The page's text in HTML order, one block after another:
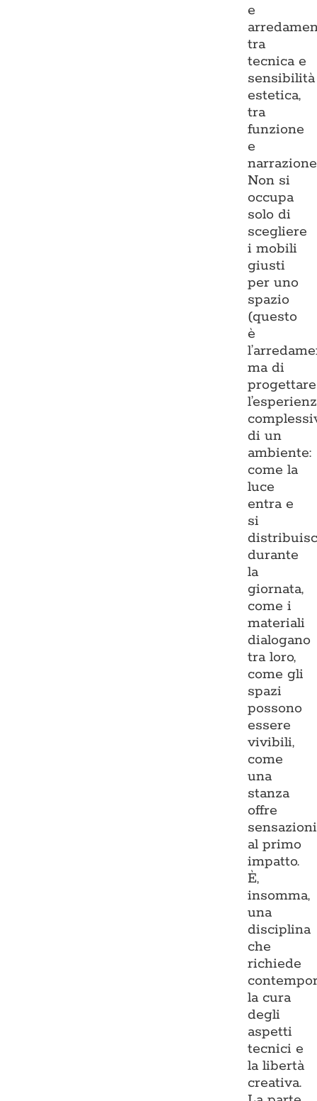
e
tra
tecnica e
sensibilità
estetica,
tra
funzione
e
Non si
occupa
solo di
scegliere
i mobili
giusti
per uno
spazio
(questo
è
ma di
progettare
di un
ambiente:
come la
luce
entra e
si
durante
la
giornata,
come i
materiali
dialogano
tra loro,
come gli
spazi
possono
essere
vivibili,
come
una
stanza
offre
sensazioni
al primo
impatto.
È,
insomma,
una
disciplina
che
richiede
la cura
degli
aspetti
tecnici e
la libertà
creativa.